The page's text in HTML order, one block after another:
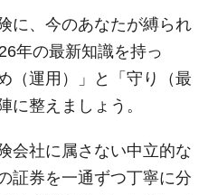
に、今のあなたが縛られ
年の最新知識を持っ
（運用）」と「守り（最
に整えましょう。
会社に属さない中立的な
証券を一通ずつ丁寧に分